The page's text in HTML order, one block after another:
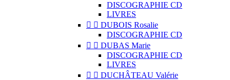
DISCOGRAPHIE CD
LIVRES
  DUBOIS Rosalie
DISCOGRAPHIE CD
  DUBAS Marie
DISCOGRAPHIE CD
LIVRES
  DUCHÂTEAU Valérie